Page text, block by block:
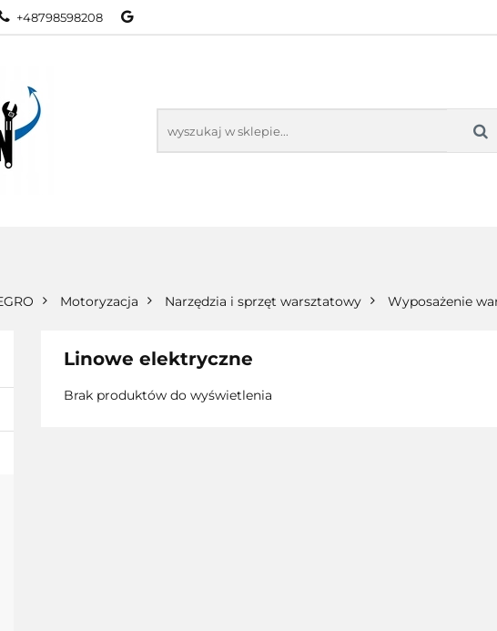
+48798598208NOWOŚCI
Motoryzacja Narzędzia i sprzęt warsztatowy Wyposażenie
Linowe elektryczne
Brak produktów do wyświetlenia